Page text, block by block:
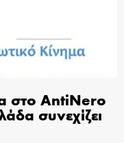
στο AntiNero
συνεχίζει